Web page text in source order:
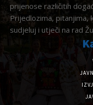
prijenose različitih
Prijedlozima, pitanjima,
sudjeluj i utječi na rad